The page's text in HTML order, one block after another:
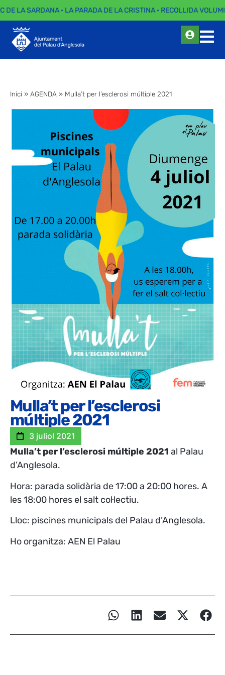
DE LA SARDANA · LA PARADA DE LA CRISTINA · RECOLLIDA
Inici » AGENDA » Mulla’t per l’esclerosi múltiple 2021
Mulla’t per l’esclerosi
múltiple 2021
3 juliol 2021
Mulla’t per l’esclerosi múltiple 2021 al Palau
d’Anglesola.
Hora: parada solidària de 17:00 a 20:00 hores. A
les 18:00 hores el salt col·lectiu.
Lloc: piscines municipals del Palau d’Anglesola.
Ho organitza: AEN El Palau